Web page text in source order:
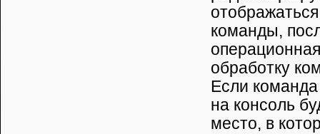
команды,
обработку
Если
на консоль
место, в